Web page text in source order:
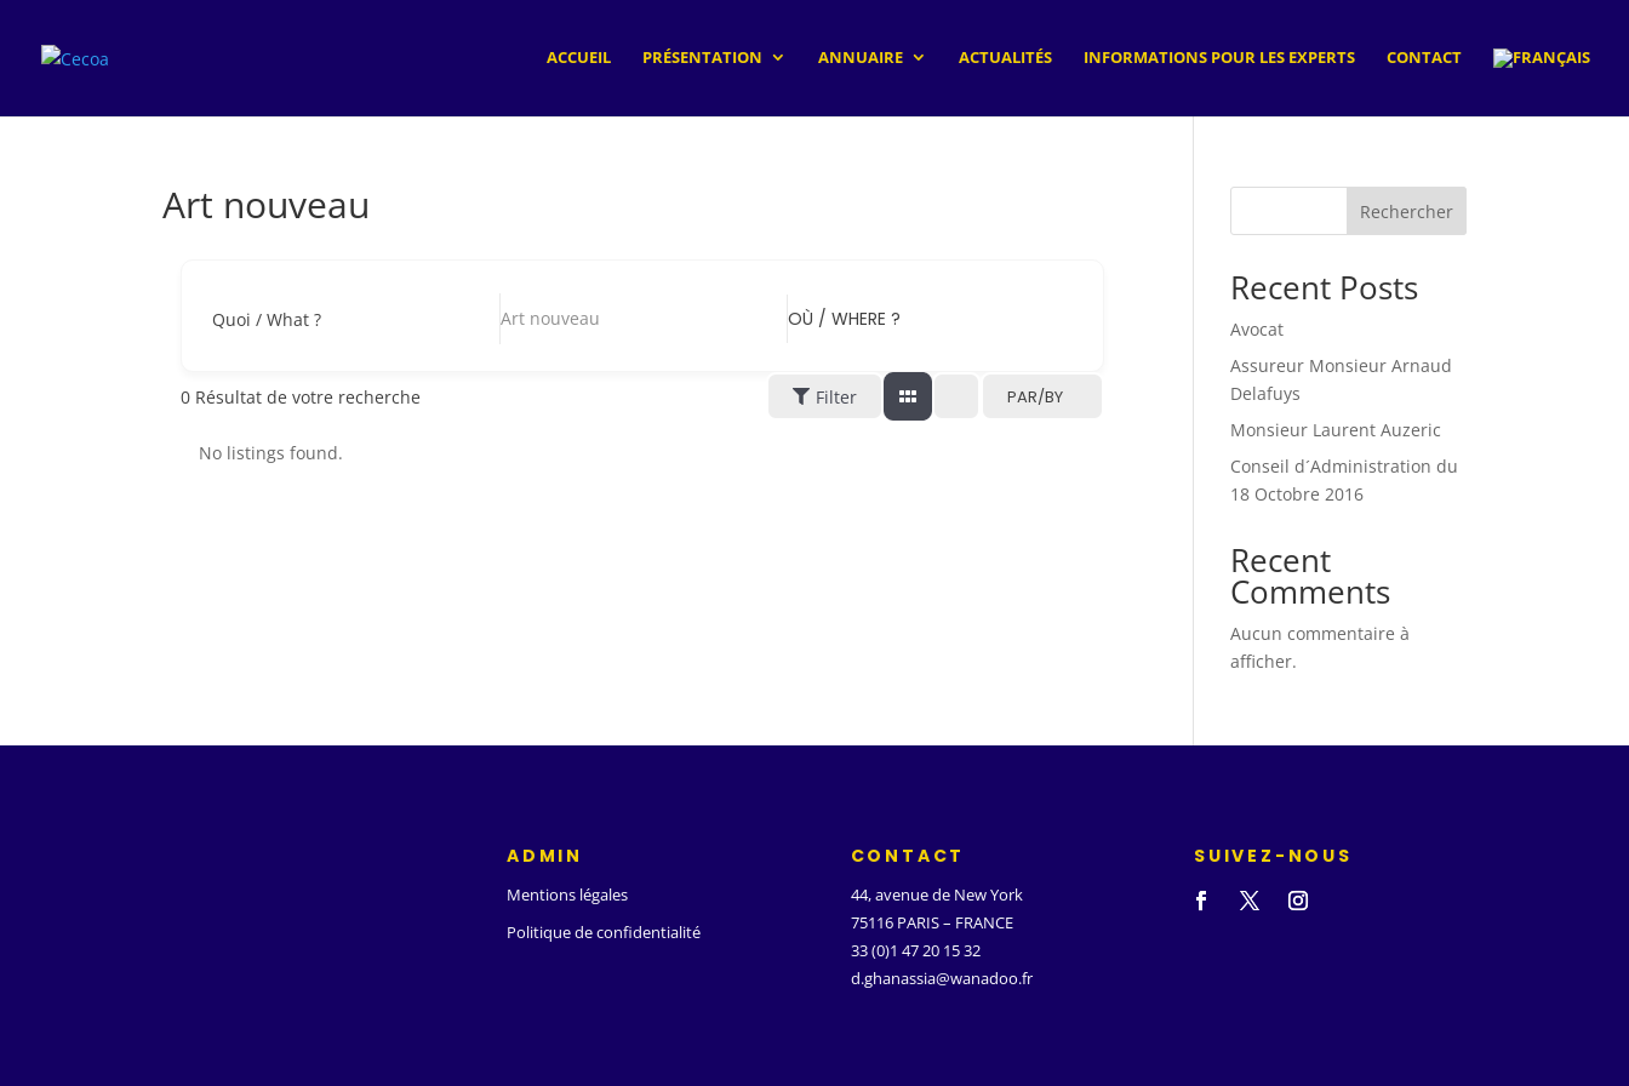
ACCUEIL PRÉSENTATION ANNUAIRE ACTUALITÉS INFORMATIONS POUR LES EXPERTS CONTACT
Art nouveau
Quoi / What ? Art nouveau OÙ / WHERE ?
0 Résultat de votre recherche Filter PAR/BY
No listings found.
Rechercher
Recent Posts
Avocat
Assureur Monsieur Arnaud
Delafuys
Monsieur Laurent Auzeric
Conseil d´Administration du
18 Octobre 2016
Recent
Comments
Aucun commentaire à
afficher.
ADMIN
Mentions légales
Politique de confidentialité
CONTACT
44, avenue de New York
75116 PARIS – FRANCE
33 (0)1 47 20 15 32
d.ghanassia@wanadoo.fr
SUIVEZ-NOUS